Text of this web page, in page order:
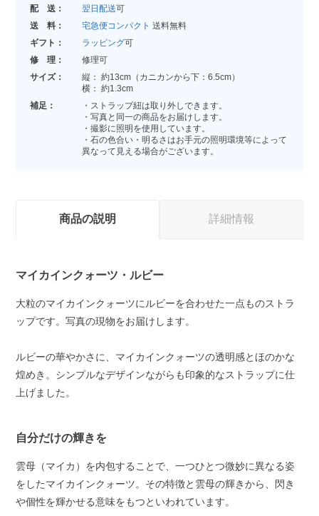
配 送： 翌日配送可
送 料：
宅急便コンパクト 送料無料
ギフト：
ラッピング可
修 理：
修理可
サイズ：
縦： 約13cm（カニカンから下：6.5cm）
横： 約1.3cm
補足：
・ストラップ紐は取り外しできます。
・写真と同一の商品をお届けします。
・撮影に照明を使用しています。
・石の色合い・明るさはお手元の照明環境等によって
異なって見える場合がございます。
商品の説明 詳細情報
マイカインクォーツ・ルビー
大粒のマイカインクォーツにルビーを合わせた一点ものストラ
ップです。写真の現物をお届けします。
ルビーの華やかさに、マイカインクォーツの透明感とほのかな
煌めき。シンプルなデザインながらも印象的なストラップに仕
上げました。
自分だけの輝きを
雲母（マイカ）を内包することで、一つひとつ微妙に異なる姿
をしたマイカインクォーツ。その特徴と雲母の輝きから、閃き
や個性を輝かせる意味をもつといわれています。